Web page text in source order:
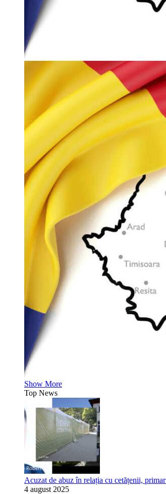
Show More
Top News
Acuzat de abuz în relația cu cetățenii,
4 august 2025